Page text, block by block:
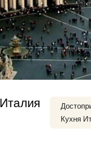
Италия
Кухня